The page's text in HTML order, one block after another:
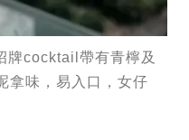
cocktail帶有青檸及
拿味，易入口，女仔